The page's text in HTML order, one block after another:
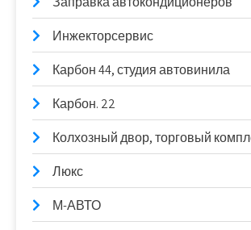
Инжекторсервис
Карбон 44, студия автовинила
Карбон. 22
Колхозный двор, торговый
Люкс
М-АВТО